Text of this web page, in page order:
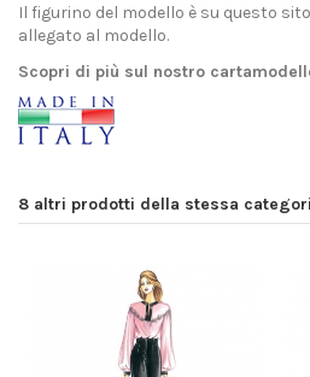
Il figurino del modello è su questo
allegato al modello.
Scopri di più sul nostro
8 altri prodotti della stessa